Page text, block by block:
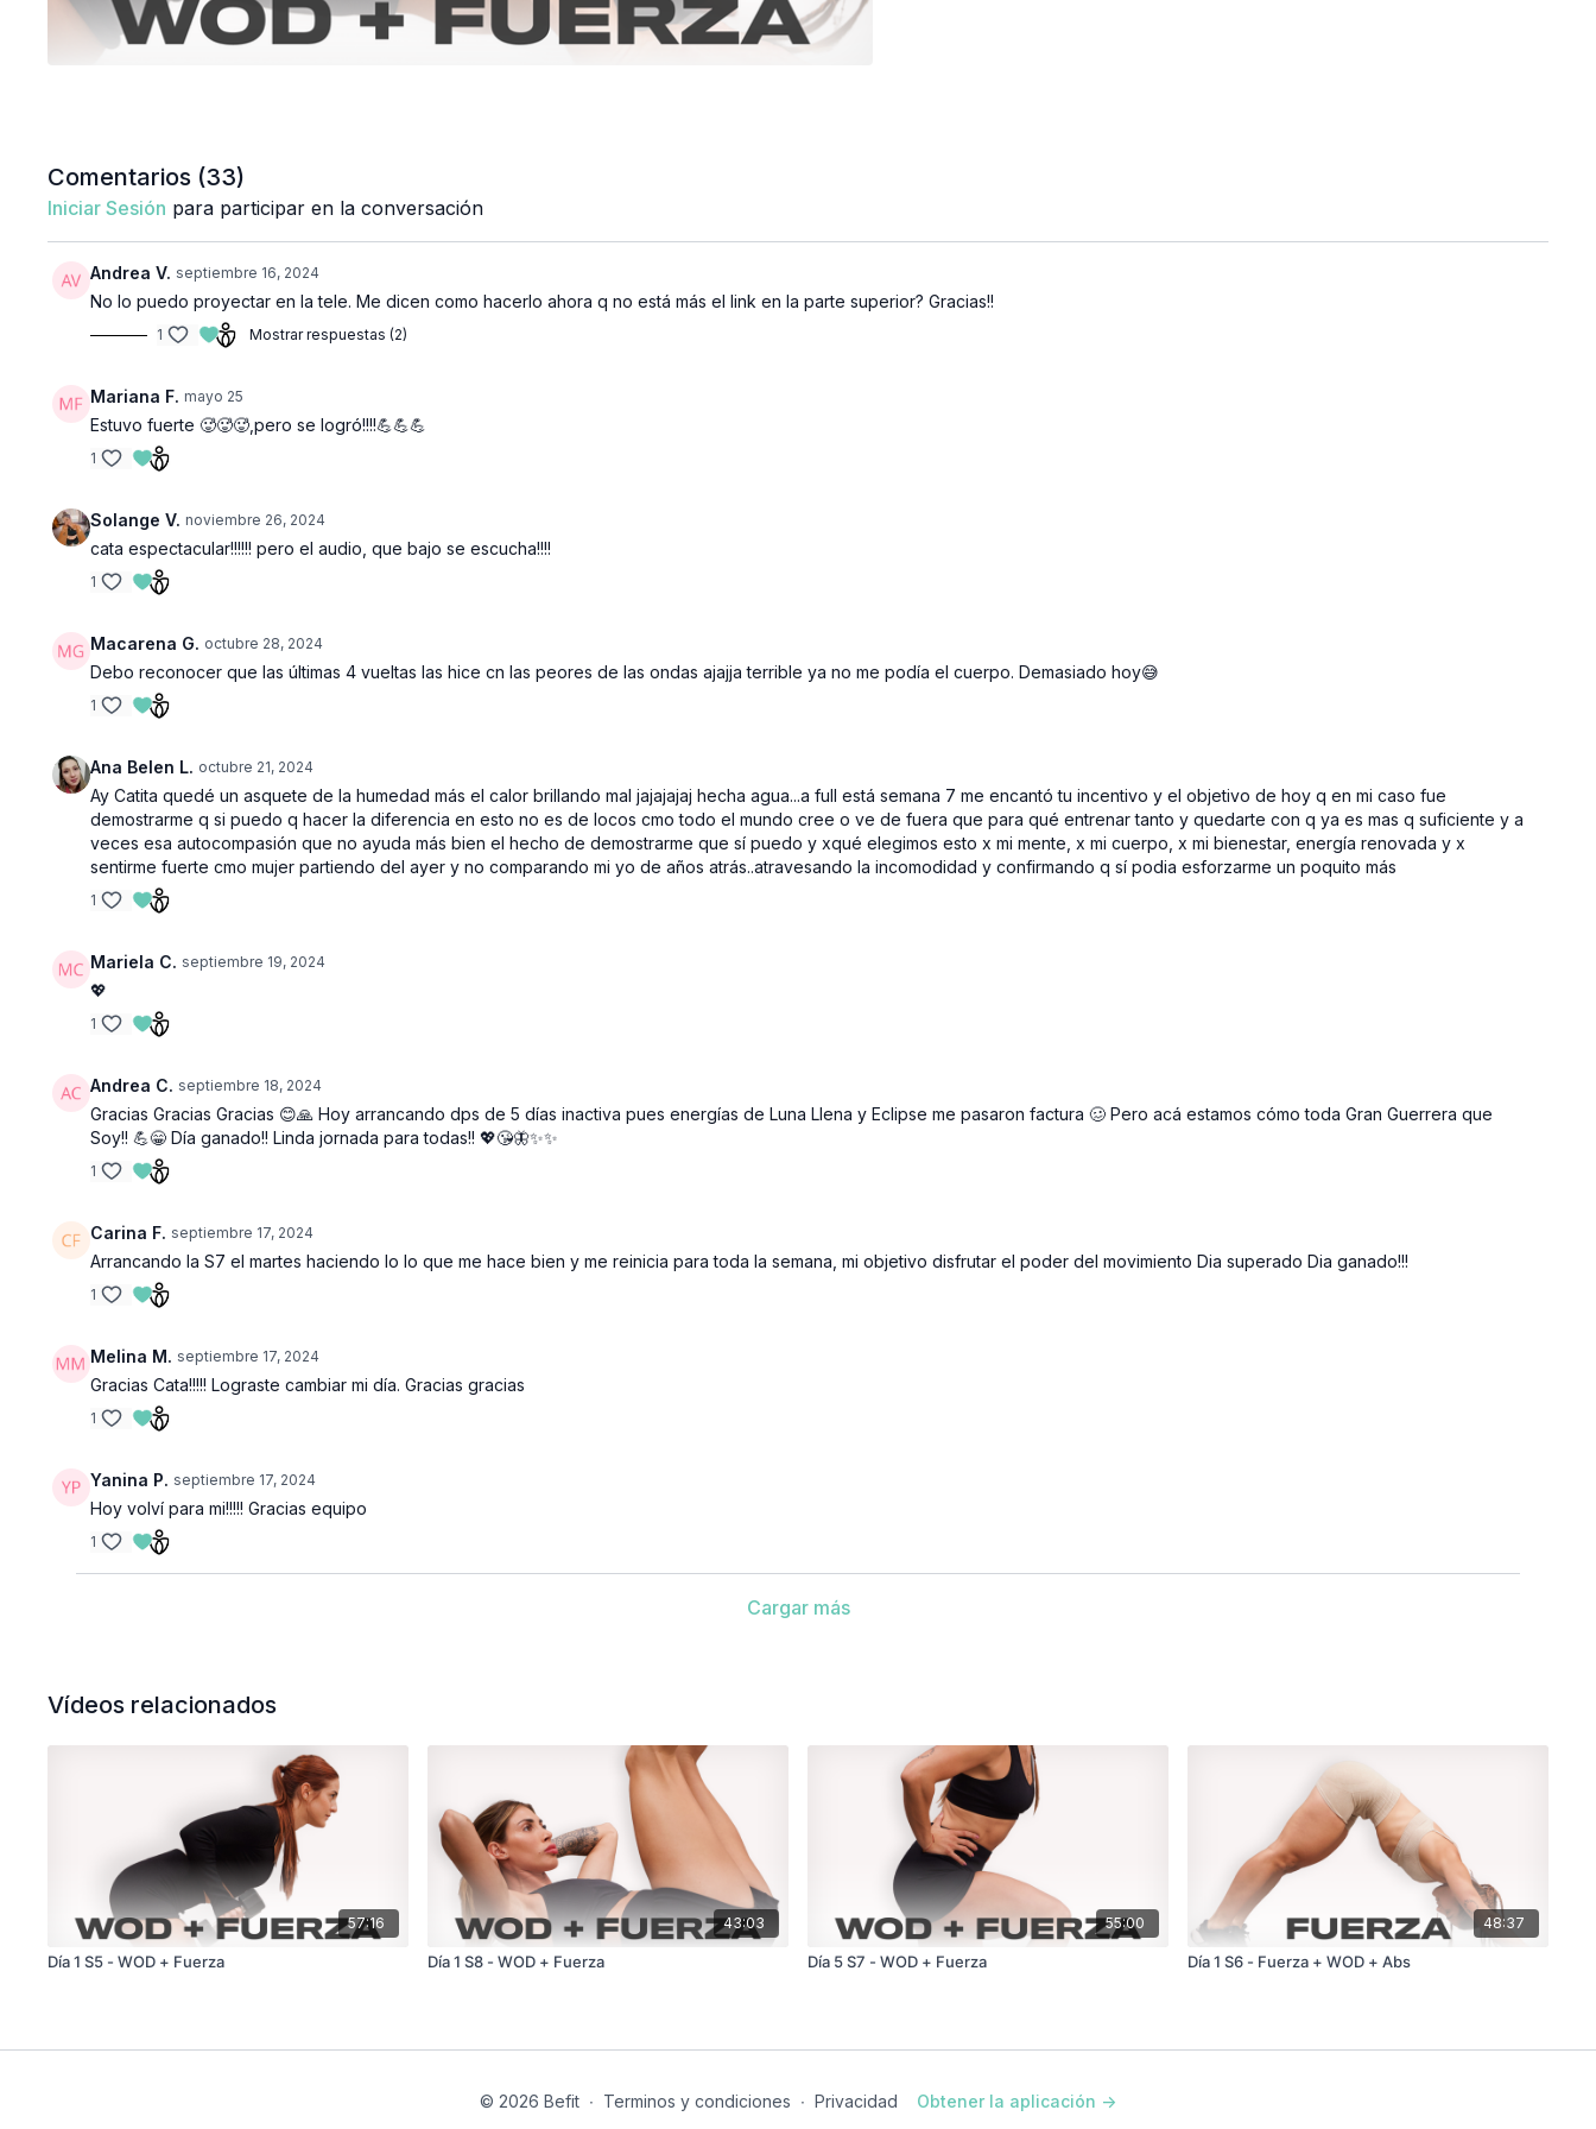
Comentarios (33)
Iniciar Sesión para participar en la conversación
Andrea V. septiembre 16, 2024
No lo puedo proyectar en la tele. Me dicen como hacerlo ahora q no está más el link en la parte superior? Gracias!!
1 Mostrar respuestas (2)
Mariana F. mayo 25
Estuvo fuerte 🥵🥵🥵,pero se logró!!!!💪💪💪
1
Solange V. noviembre 26, 2024
cata espectacular!!!!!! pero el audio, que bajo se escucha!!!!
1
Macarena G. octubre 28, 2024
Debo reconocer que las últimas 4 vueltas las hice cn las peores de las ondas ajajja terrible ya no me podía el cuerpo. Demasiado hoy😅
1
Ana Belen L. octubre 21, 2024
Ay Catita quedé un asquete de la humedad más el calor brillando mal jajajajaj hecha agua...a full está semana 7 me encantó tu incentivo y el objetivo de hoy q en mi caso fue
demostrarme q si puedo q hacer la diferencia en esto no es de locos cmo todo el mundo cree o ve de fuera que para qué entrenar tanto y quedarte con q ya es mas q suficiente y a
veces esa autocompasión que no ayuda más bien el hecho de demostrarme que sí puedo y xqué elegimos esto x mi mente, x mi cuerpo, x mi bienestar, energía renovada y x
sentirme fuerte cmo mujer partiendo del ayer y no comparando mi yo de años atrás..atravesando la incomodidad y confirmando q sí podia esforzarme un poquito más
1
Mariela C. septiembre 19, 2024
💖
1
Andrea C. septiembre 18, 2024
Gracias Gracias Gracias 😊🙏 Hoy arrancando dps de 5 días inactiva pues energías de Luna Llena y Eclipse me pasaron factura 🥴 Pero acá estamos cómo toda Gran Guerrera que
Soy!! 💪😁 Día ganado!! Linda jornada para todas!! 💖😘🦋✨✨
1
Carina F. septiembre 17, 2024
Arrancando la S7 el martes haciendo lo lo que me hace bien y me reinicia para toda la semana, mi objetivo disfrutar el poder del movimiento Dia superado Dia ganado!!!
1
Melina M. septiembre 17, 2024
Gracias Cata!!!!! Lograste cambiar mi día. Gracias gracias
1
Yanina P. septiembre 17, 2024
Hoy volví para mi!!!!! Gracias equipo
1
Cargar más
Vídeos relacionados
57:16
Día 1 S5 - WOD + Fuerza
43:03
Día 1 S8 - WOD + Fuerza
55:00
Día 5 S7 - WOD + Fuerza
48:37
Día 1 S6 - Fuerza + WOD + Abs
© 2026 Befit ∙ Terminos y condiciones ∙ Privacidad Obtener la aplicación ->